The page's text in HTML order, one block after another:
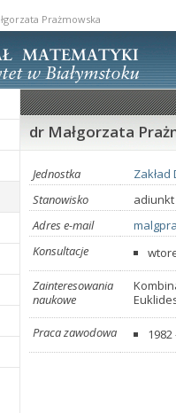
Prażmowska
dr Małgorzata
Jednostka
Stanowisko
adiunkt
Adres e-mail
Konsultacje
Zainteresowania
naukowe
Praca zawodowa